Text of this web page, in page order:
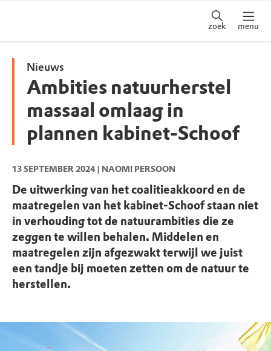
zoek menu
Nieuws
Ambities natuurherstel
massaal omlaag in
plannen kabinet-Schoof
13 SEPTEMBER 2024 | NAOMI PERSOON
De uitwerking van het coalitieakkoord en de
maatregelen van het kabinet-Schoof staan niet
in verhouding tot de natuurambities die ze
zeggen te willen behalen. Middelen en
maatregelen zijn afgezwakt terwijl we juist
een tandje bij moeten zetten om de natuur te
herstellen.